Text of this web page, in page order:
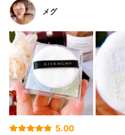
メグ
5.00